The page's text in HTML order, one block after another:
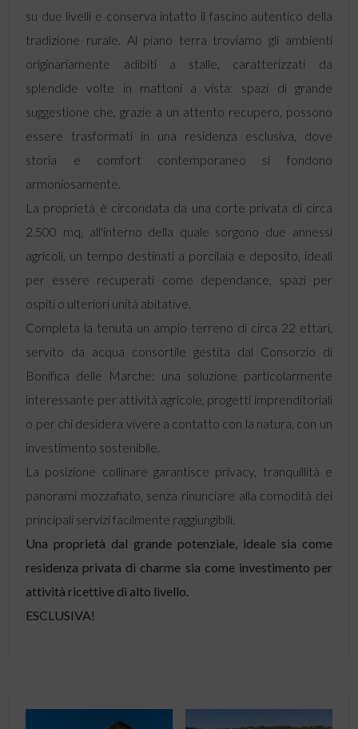
su due livelli e conserva intatto il fascino autentico della
tradizione rurale. Al piano terra troviamo gli ambienti
originariamente adibiti a stalle, caratterizzati da
splendide volte in mattoni a vista: spazi di grande
suggestione che, grazie a un attento recupero, possono
essere trasformati in una residenza esclusiva, dove
storia e comfort contemporaneo si fondono
armoniosamente.
La proprietà è circondata da una corte privata di circa
2.500 mq, all'interno della quale sorgono due annessi
agricoli, un tempo destinati a porcilaia e deposito, ideali
per essere recuperati come dependance, spazi per
ospiti o ulteriori unità abitative.
Completa la tenuta un ampio terreno di circa 22 ettari,
servito da acqua consortile gestita dal Consorzio di
Bonifica delle Marche: una soluzione particolarmente
interessante per attività agricole, progetti imprenditoriali
o per chi desidera vivere a contatto con la natura, con un
investimento sostenibile.
La posizione collinare garantisce privacy, tranquillità e
panorami mozzafiato, senza rinunciare alla comodità dei
principali servizi facilmente raggiungibili.
Una proprietà dal grande potenziale, ideale sia come
residenza privata di charme sia come investimento per
attività ricettive di alto livello.
ESCLUSIVA!